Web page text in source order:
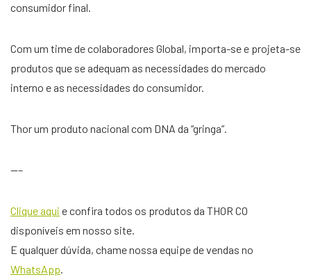
consumidor final.
Com um time de colaboradores Global, importa-se e projeta-se
produtos que se adequam as necessidades do mercado
interno e as necessidades do consumidor.
Thor um produto nacional com DNA da “gringa”.
—–
Clique aqui e confira todos os produtos da THOR CO
disponíveis em nosso site.
E qualquer dúvida, chame nossa equipe de vendas no
WhatsApp.